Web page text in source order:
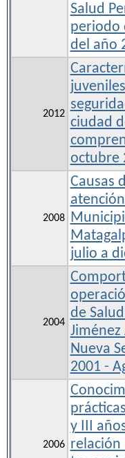
Salud
periodo
del año
2012
ciudad
octubre
2008
Causas
julio a
2004
de
Jiménez
Nueva
2001 -
2006
y III
relación